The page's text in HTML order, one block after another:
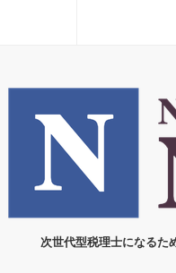
次世代型税理士になるた